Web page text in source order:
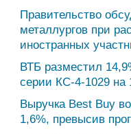
Правительство
металлургов при
иностранных
ВТБ разместил
серии КС-4-1029 на
Выручка Best Buy
1,6%, превысив